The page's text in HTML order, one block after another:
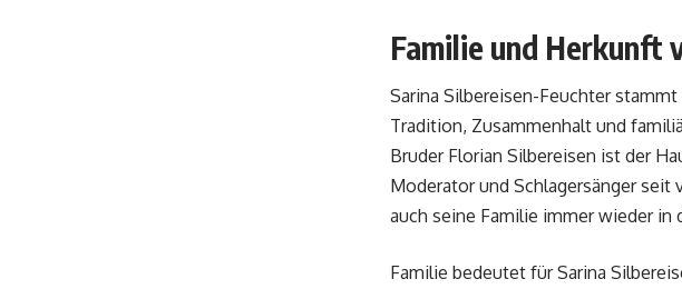
Familie und Herkunft
Sarina Silbereisen-Feuchter
Tradition, Zusammenhalt und
Bruder Florian Silbereisen ist der
Moderator und Schlagersänger seit
auch seine Familie immer wieder
Familie bedeutet für Sarina